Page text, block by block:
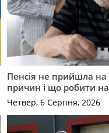
Пенсія не прийшла на
причин і що робити
Четвер, 6 Серпня, 2026